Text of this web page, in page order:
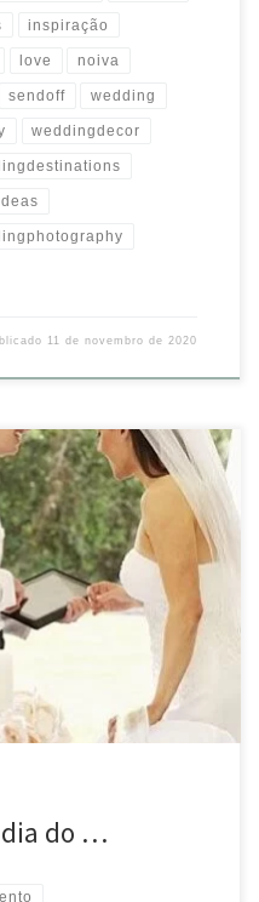
inspiração
love noiva
sendoff wedding
weddingdecor
11 de novembro de 2020
Nossos sinceros parabéns a
sonhos em realidade!
#noivaeventuale
#cerimonial
#weddingdestinations
#weddingblog #sendoff
#decor #eventos
dia do …